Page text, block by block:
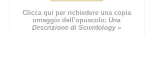
Clicca qui per richiedere una copia
omaggio dell’opuscolo: Una
Descrizione di Scientology»